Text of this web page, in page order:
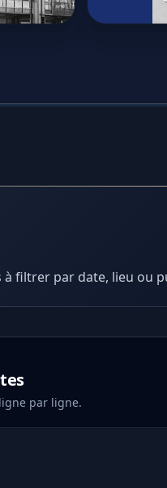
filtrer par date, lieu ou
par ligne.